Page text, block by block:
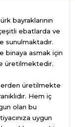
bayraklarının
çeşitli ebatlarda ve
sunulmaktadır.
binaya asmak için
üretilmektedir.
üretilmekte
Hem iç
olan bu
uygun